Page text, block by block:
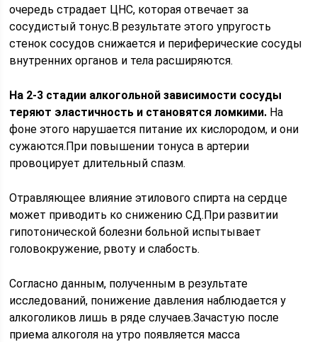
очередь страдает ЦНС, которая отвечает за
сосудистый тонус.В результате этого упругость
стенок сосудов снижается и периферические сосуды
внутренних органов и тела расширяются.
На 2-3 стадии алкогольной зависимости сосуды
теряют эластичность и становятся ломкими. На
фоне этого нарушается питание их кислородом, и они
сужаются.При повышении тонуса в артерии
провоцирует длительный спазм.
Отравляющее влияние этилового спирта на сердце
может приводить ко снижению СД.При развитии
гипотонической болезни больной испытывает
головокружение, рвоту и слабость.
Согласно данным, полученным в результате
исследований, понижение давления наблюдается у
алкоголиков лишь в ряде случаев.Зачастую после
приема алкоголя на утро появляется масса